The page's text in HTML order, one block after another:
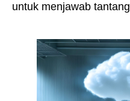
untuk menjawab